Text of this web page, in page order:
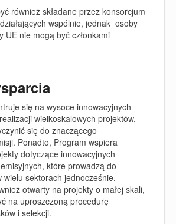
również składane przez konsorcjum
wspólnie, jednak osoby
UE nie mogą być członkami
się na wysoce innowacyjnych
wielkoskalowych projektów,
się do znaczącego
Ponadto, Program wspiera
dotyczące innowacyjnych
które prowadzą do
wielu sektorach jednocześnie.
otwarty na projekty o małej skali,
na uproszczoną procedurę
i selekcji.